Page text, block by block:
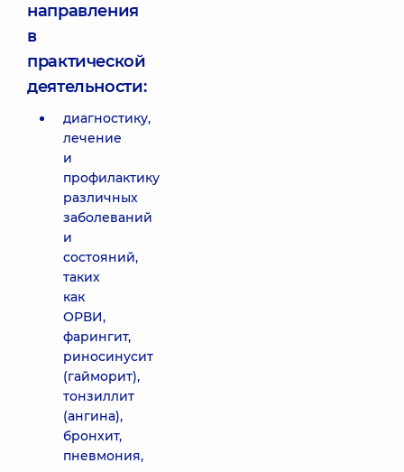
направления
в
практической
деятельности:
диагностику,
лечение
и
профилактику
различных
заболеваний
и
состояний,
таких
как
ОРВИ,
фарингит,
риносинусит
(гайморит),
тонзиллит
(ангина),
бронхит,
пневмония,